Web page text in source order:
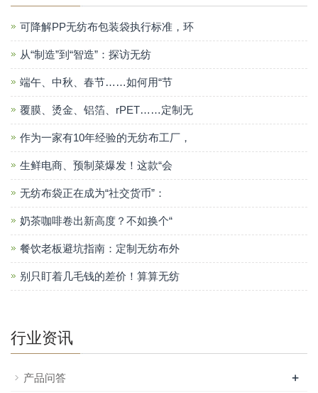
可降解PP无纺布包装袋执行标准，环
从“制造”到“智造”：探访无纺
端午、中秋、春节……如何用“节
覆膜、烫金、铝箔、rPET……定制无
作为一家有10年经验的无纺布工厂，
生鲜电商、预制菜爆发！这款“会
无纺布袋正在成为“社交货币”：
奶茶咖啡卷出新高度？不如换个“
餐饮老板避坑指南：定制无纺布外
别只盯着几毛钱的差价！算算无纺
行业资讯
产品问答 +